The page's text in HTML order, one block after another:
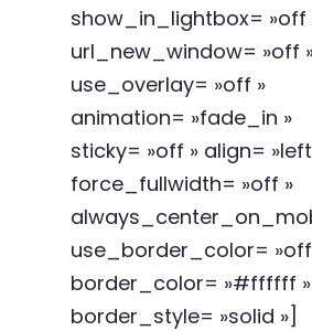
show_in_lightbox= »off
url_new_window= »off
use_overlay= »off »
animation= »fade_in »
sticky= »off » align=
force_fullwidth= »off »
use_border_color=
border_color= »#ffffff »
border_style= »solid »]